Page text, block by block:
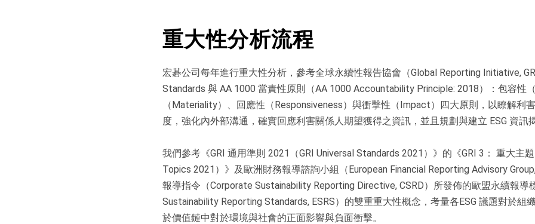
重大性分析流程
宏碁公司每年進行重大性分析，參考全球永續性報告協會（Global Reporting Initiative,
Standards 與 AA 1000 當責性原則（AA 1000 Accountability Principle: 2018）：包容性
（Materiality）、回應性（Responsiveness）與衝擊性（Impact）四大原則，以瞭解利
度，強化內外部溝通，確實回應利害關係人期望獲得之資訊，並且規劃與建立 ESG 資
我們參考《GRI 通用準則 2021（GRI Universal Standards 2021）》的《GRI 3： 重大主
Topics 2021）》及歐洲財務報導諮詢小組（European Financial Reporting Advisory
報導指令（Corporate Sustainability Reporting Directive, CSRD）所發佈的歐盟永續報導
Sustainability Reporting Standards, ESRS）的雙重重大性概念，考量各ESG 議題對於組
於價值鏈中對於環境與社會的正面影響與負面衝擊。